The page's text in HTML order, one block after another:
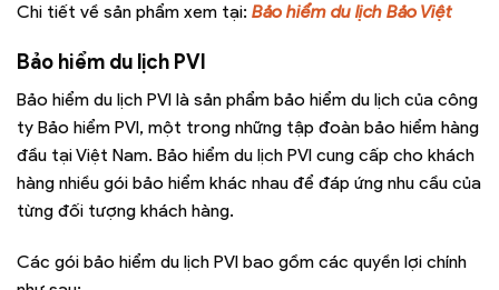
Chi tiết về sản phẩm xem tại: Bảo hiểm du lịch Bảo Việt
Bảo hiểm du lịch PVI
Bảo hiểm du lịch PVI là sản phẩm bảo hiểm du lịch của công
ty Bảo hiểm PVI, một trong những tập đoàn bảo hiểm hàng
đầu tại Việt Nam. Bảo hiểm du lịch PVI cung cấp cho khách
hàng nhiều gói bảo hiểm khác nhau để đáp ứng nhu cầu của
từng đối tượng khách hàng.
Các gói bảo hiểm du lịch PVI bao gồm các quyền lợi chính